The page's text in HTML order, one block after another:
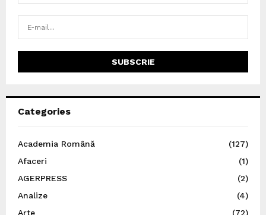
Categories
Academia Română
(127)
Afaceri
(1)
AGERPRESS
(2)
Analize
(4)
Arte
(72)